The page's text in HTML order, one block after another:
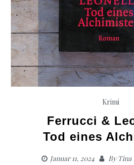
Krimi
Ferrucci &
Tod eines
Januar 11, 2024 ByTina